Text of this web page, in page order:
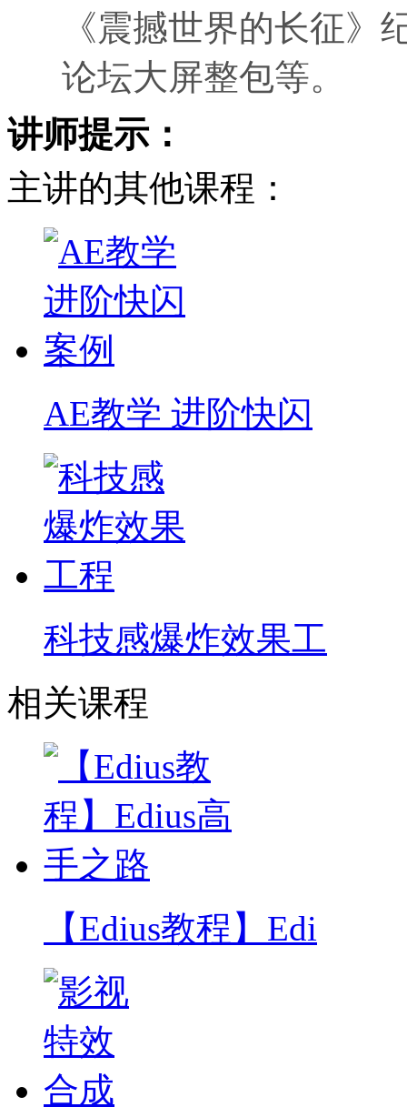
《震撼世界的长征》
论坛大屏整包等。
讲师提示：
主讲的其他课程：
AE教学 进阶快闪
科技感爆炸效果工
相关课程
【Edius教程】Edi